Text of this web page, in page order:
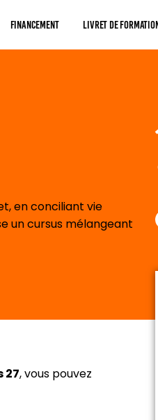
Financement Livret De
en conciliant vie
un cursus mélangeant
27, vous pouvez